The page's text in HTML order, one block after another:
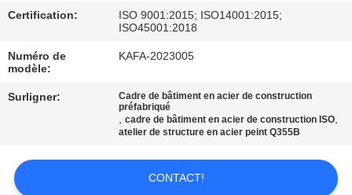
DE
L'USINE
CONTRÔLE
QUALITÉ
Certification:
ISO 9001:2015; ISO14001:2015;
ISO45001:2018
Numéro de
modèle:
KAFA-2023005
Surligner:
Cadre de bâtiment en acier de construction
préfabriqué
,cadre de bâtiment en acier de construction ISO,
atelier de structure en acier peint Q355B
CONTACT!